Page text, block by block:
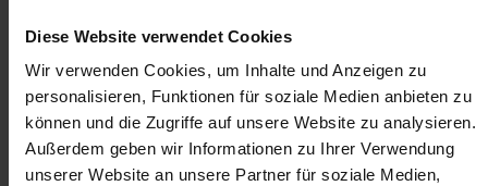
Diese Website verwendet Cookies
Wir verwenden Cookies, um Inhalte und Anzeigen zu
personalisieren, Funktionen für soziale Medien anbieten zu
können und die Zugriffe auf unsere Website zu analysieren.
Außerdem geben wir Informationen zu Ihrer Verwendung
unserer Website an unsere Partner für soziale Medien,
Gratis Parkplatz Weiterbildung
Kantine/
Betriebsrestaurant
Mitarbeiter:innen-Rabatte